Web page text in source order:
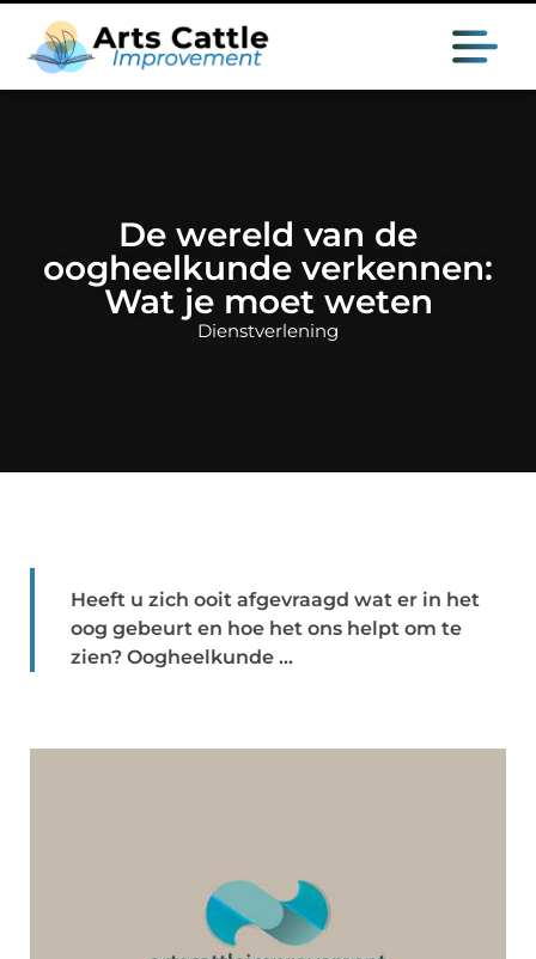
De wereld van de
oogheelkunde verkennen:
Wat je moet weten
Dienstverlening
Heeft u zich ooit afgevraagd wat er in het
oog gebeurt en hoe het ons helpt om te
zien? Oogheelkunde ...